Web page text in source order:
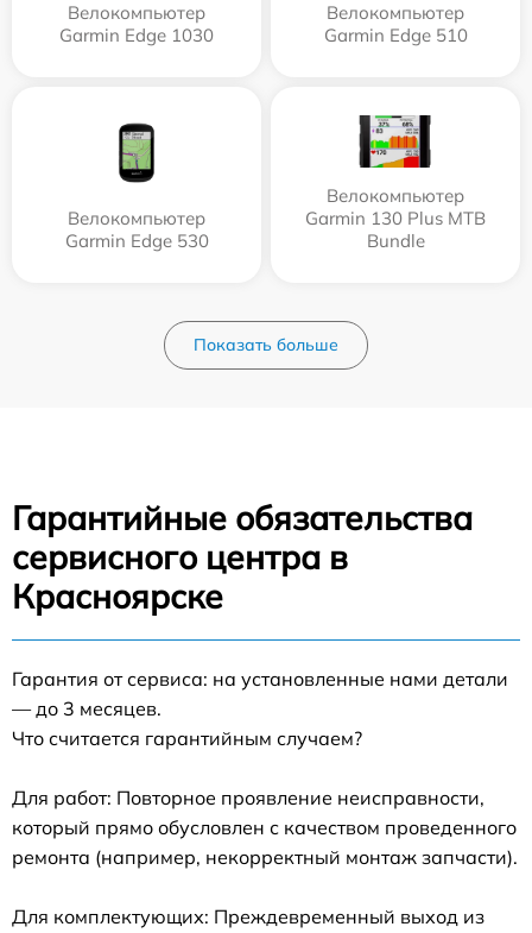
Велокомпьютер
Garmin Edge 1030
Велокомпьютер
Garmin Edge 510
Велокомпьютер
Garmin Edge 530
Велокомпьютер
Garmin 130 Plus MTB
Bundle
Показать больше
Гарантийные обязательства
сервисного центра в
Красноярске
Гарантия от сервиса: на установленные нами детали
— до 3 месяцев.
Что считается гарантийным случаем?
Для работ: Повторное проявление неисправности,
который прямо обусловлен с качеством проведенного
ремонта (например, некорректный монтаж запчасти).
Для комплектующих: Преждевременный выход из